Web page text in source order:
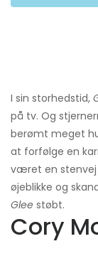
I sin storhedstid,
på tv. Og
berømt meget
at forfølge en
været en stenvej
øjeblikke og
Glee støbt.
Cory